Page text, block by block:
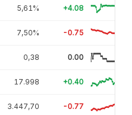
5,61% +4.08
7,50% -0.75
0,38 0.00
17.998 +0.40
3.447,70 -0.77